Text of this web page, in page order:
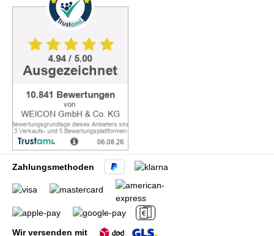
Zahlungsmethoden
Wir versenden mit